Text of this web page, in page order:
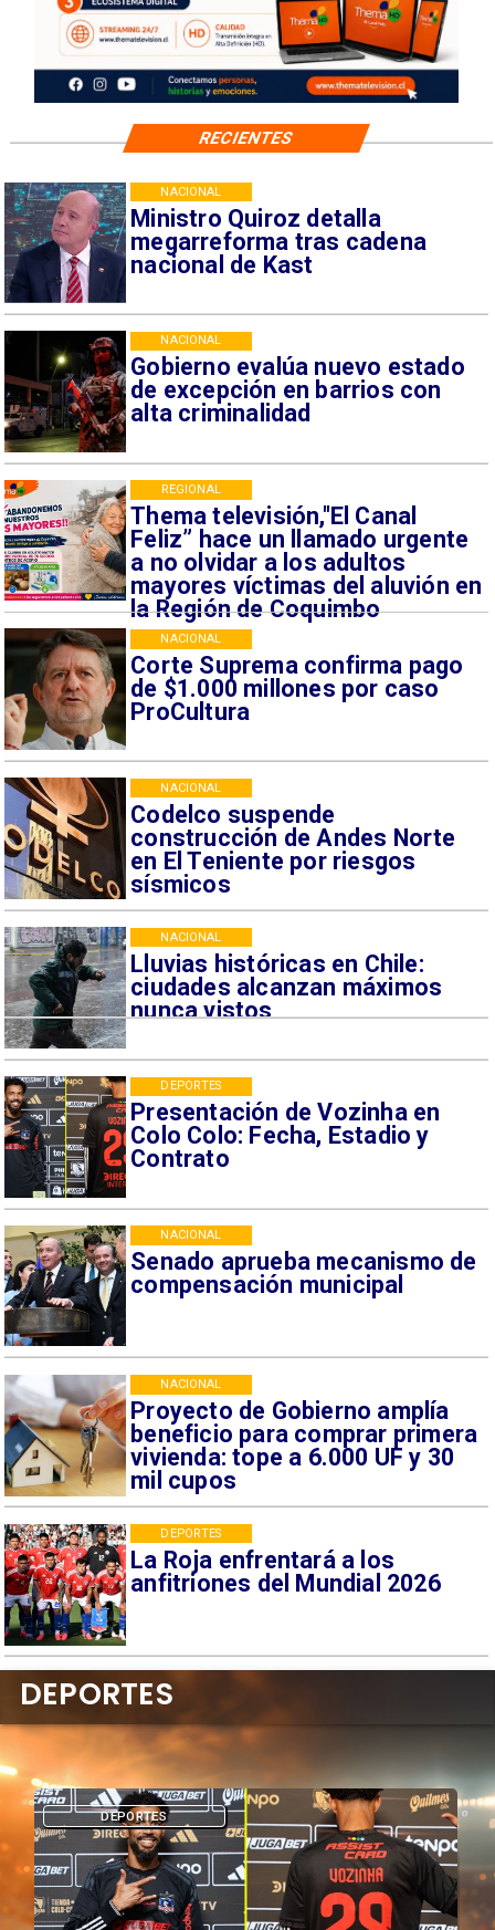
Ministro Quiroz detalla
megarreforma tras cadena
nacional de Kast
NACIONAL
Gobierno evalúa nuevo estado
de excepción en barrios con
alta criminalidad
NACIONAL
Thema televisión,"El Canal
Feliz” hace un llamado urgente
a no olvidar a los adultos
mayores víctimas del aluvión en
la Región de Coquimbo
REGIONAL
Corte Suprema confirma pago
de $1.000 millones por caso
ProCultura
NACIONAL
Codelco suspende
construcción de Andes Norte
en El Teniente por riesgos
sísmicos
NACIONAL
Lluvias históricas en Chile:
ciudades alcanzan máximos
nunca vistos
NACIONAL
Presentación de Vozinha en
Colo Colo: Fecha, Estadio y
Contrato
DEPORTES
Senado aprueba mecanismo de
compensación municipal
NACIONAL
Proyecto de Gobierno amplía
beneficio para comprar primera
vivienda: tope a 6.000 UF y 30
mil cupos
NACIONAL
La Roja enfrentará a los
anfitriones del Mundial 2026
DEPORTES
RECIENTES
DEPORTES
DEPORTES